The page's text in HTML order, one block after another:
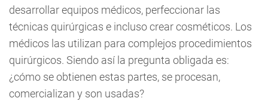
desarrollar equipos médicos, perfeccionar las
técnicas quirúrgicas e incluso crear cosméticos. Los
médicos las utilizan para complejos procedimientos
quirúrgicos. Siendo así la pregunta obligada es:
¿cómo se obtienen estas partes, se procesan,
comercializan y son usadas?